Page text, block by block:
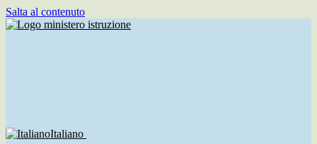
Salta al contenuto
Italiano